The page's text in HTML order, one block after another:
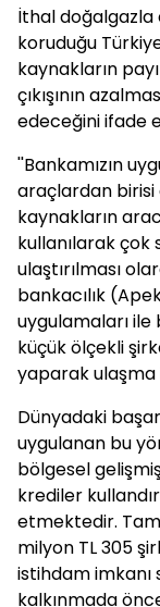
İthal doğalgazla
koruduğu
kaynakların
çıkışının
edeceğini ifade
''Bankamızın
araçlardan birisi
kaynakların
kullanılarak çok
ulaştırılması
bankacılık
uygulamaları
küçük ölçekli
yaparak ulaşma
Dünyadaki
uygulanan bu
bölgesel
krediler
etmektedir.
milyon TL 305
istihdam imkanı
kalkınmada